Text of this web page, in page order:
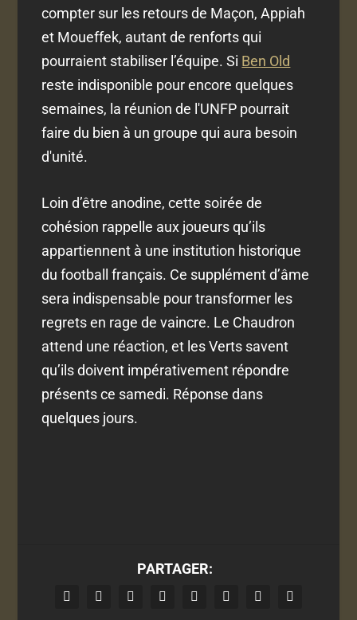
compter sur les retours de Maçon, Appiah
et Moueffek, autant de renforts qui
pourraient stabiliser l’équipe. Si Ben Old
reste indisponible pour encore quelques
semaines, la réunion de l'UNFP pourrait
faire du bien à un groupe qui aura besoin
d'unité.
Loin d’être anodine, cette soirée de
cohésion rappelle aux joueurs qu’ils
appartiennent à une institution historique
du football français. Ce supplément d’âme
sera indispensable pour transformer les
regrets en rage de vaincre. Le Chaudron
attend une réaction, et les Verts savent
qu’ils doivent impérativement répondre
présents ce samedi. Réponse dans
quelques jours.
PARTAGER: